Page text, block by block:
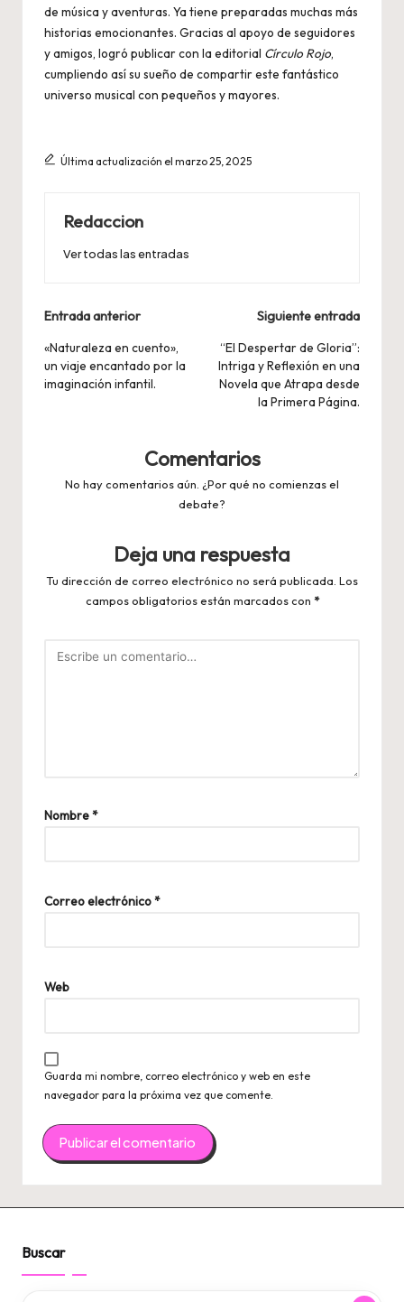
de música y aventuras. Ya tiene preparadas muchas más
historias emocionantes. Gracias al apoyo de seguidores
y amigos, logró publicar con la editorial Círculo Rojo,
cumpliendo así su sueño de compartir este fantástico
universo musical con pequeños y mayores.
Última actualización el marzo 25, 2025
Redaccion
Ver todas las entradas
Navegación
de
entradas
Entrada anterior
«Naturaleza en cuento»,
un viaje encantado por la
imaginación infantil.
Siguiente entrada
“El Despertar de Gloria”:
Intriga y Reflexión en una
Novela que Atrapa desde
la Primera Página.
Comentarios
No hay comentarios aún. ¿Por qué no comienzas el
debate?
Deja una respuesta
Tu dirección de correo electrónico no será publicada. Los
campos obligatorios están marcados con *
Nombre*
Correo electrónico*
Web
Guarda mi nombre, correo electrónico y web en este
navegador para la próxima vez que comente.
Buscar